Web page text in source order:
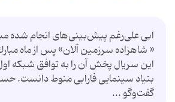
ابی علی‌رغم پیش‌بینی‌های انجام شده
« شاهزاده سرزمین آلان» پس از ماه
این سریال پخش آن را به توافق شبكه
بنیاد سینمایی فارابی منوط دانست.
گفت‌وگو ...